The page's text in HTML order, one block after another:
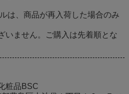
は、商品が再入荷した場合のみ
いません。ご購入は先着順とな
粧品BSC